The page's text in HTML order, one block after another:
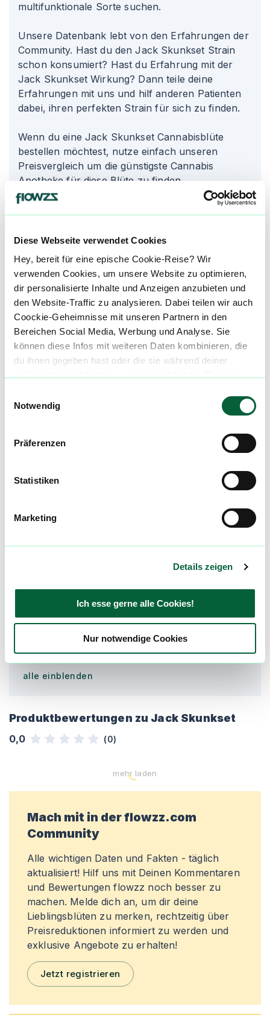
Diese Webseite verwendet Cookies
Hey, bereit für eine epische Cookie-Reise? Wir
verwenden Cookies, um unsere Website zu optimieren,
dir personalisierte Inhalte und Anzeigen anzubieten und
den Website-Traffic zu analysieren. Dabei teilen wir auch
Coockie-Geheimnisse mit unseren Partnern in den
Bereichen Social Media, Werbung und Analyse. Sie
können diese Infos mit weiteren Daten kombinieren, die
du ihnen gegeben hast oder die sie während deiner
Notwendig
Präferenzen
Statistiken
Marketing
Details zeigen
Ich esse gerne alle Cookies!
Nur notwendige Cookies
multifunktionale Sorte suchen.
Unsere Datenbank lebt von den Erfahrungen der
Community. Hast du den Jack Skunkset Strain
schon konsumiert? Hast du Erfahrung mit der
Jack Skunkset Wirkung? Dann teile deine
Erfahrungen mit uns und hilf anderen Patienten
dabei, ihren perfekten Strain für sich zu finden.
Wenn du eine Jack Skunkset Cannabisblüte
bestellen möchtest, nutze einfach unseren
Preisvergleich um die günstigste Cannabis
Apotheke für diese Blüte zu finden.
Jedes Terpen hat seine eigene charakteristische
Wirkung und kann zu unterschiedlichen Effekten
beitragen.
Te Terpinolen
Pi Pinene
Be Beta-Caryophyllen
Die Informationen auf dieser Seite beruhen auf
Angaben und Erfahrungen unserer Nutzer und
sind kein Ersatz für professionelle medizinische
bevor Du Cannabis zur Behandlung einer
Krankheit verwendest.
Appetitlosigkeit
alle einblenden
Produktbewertungen zu Jack Skunkset
0,0 (0)
mehr laden
Mach mit in der flowzz.com
Community
Alle wichtigen Daten und Fakten - täglich
aktualisiert! Hilf uns mit Deinen Kommentaren
und Bewertungen flowzz noch besser zu
machen. Melde dich an, um dir deine
Lieblingsblüten zu merken, rechtzeitig über
Preisreduktionen informiert zu werden und
exklusive Angebote zu erhalten!
Jetzt registrieren